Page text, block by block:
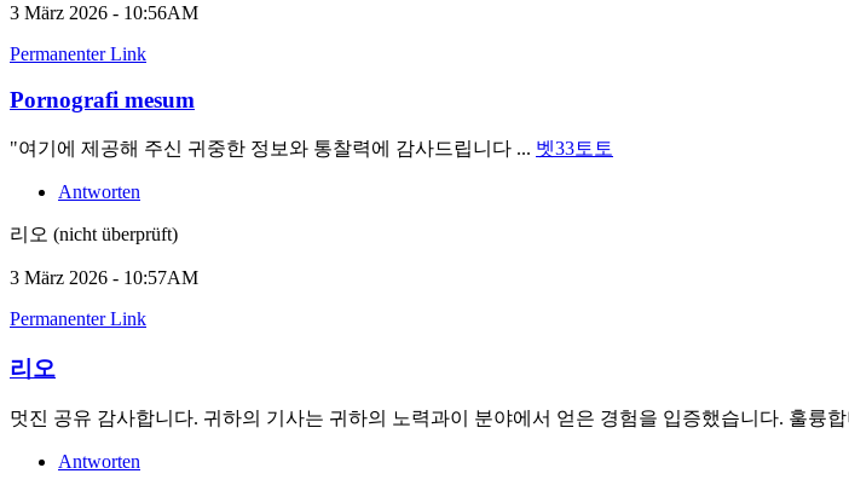
3 März 2026 - 10:56AM
Permanenter Link
Pornografi mesum
"여기에 제공해 주신 귀중한 정보와 통찰력에 감사드립니다 ... 벳33토토
Antworten
리오 (nicht überprüft)
3 März 2026 - 10:57AM
Permanenter Link
리오
멋진 공유 감사합니다. 귀하의 기사는 귀하의 노력과이 분야에서 얻은 경험을 입증했습니다. 훌륭
Antworten